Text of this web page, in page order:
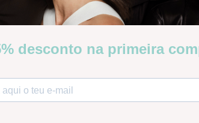
de bebés o niños.
Stock:
- 1 +
En la